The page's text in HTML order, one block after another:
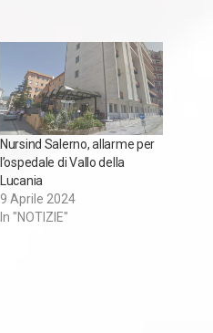
Nursind Salerno, allarme per
l’ospedale di Vallo della
Lucania
9 Aprile 2024
In "NOTIZIE"